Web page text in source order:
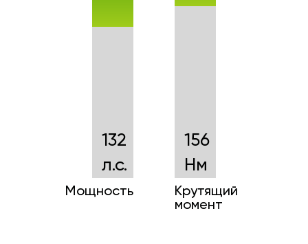
132
л.с.
Мощность
156
Нм
Крутящий
момент